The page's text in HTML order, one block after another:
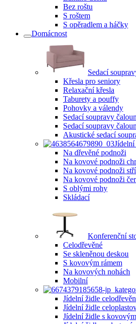
Bez roštu
S roštem
S opěradlem a háčky
Domácnost
Sedací
Křesla pro seniory
Relaxační křesla
Taburety a pouffy
Pohovky a válendy
Sedací soupravy
Sedací soupravy
Akustické sedací
Na dřevěné podnoži
Na kovové podnoži
Na kovové podnoži
Na kovové podnoži
S oblými rohy
Skládací
Konferenční
Celodřevěné
Se skleněnou deskou
S kovovým rámem
Na kovových nohách
Mobilní
Jídelní židle
Jídelní židle
Jídelní židle s